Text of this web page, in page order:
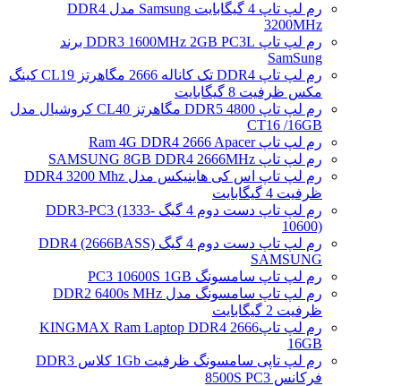
رم لپ تاپ 4 گیگابایت Samsung مدل DDR4
3200MHz
رم لپ تاپ DDR3 1600MHz 2GB PC3L برند
SamSung
رم لپ تاپ DDR4 تک کاناله 2666 مگاهرتز CL19 کینگ
مکس ظرفیت 8 گیگابایت
رم لپ تاپ DDR5 4800 مگاهرتز CL40 کروشیال مدل
CT16 /16GB
رم لپ تاپ Ram 4G DDR4 2666 Apacer
رم لپ تاپ SAMSUNG 8GB DDR4 2666MHz
رم لپ تاپ اس کی هاینیکس مدل DDR4 3200 Mhz
ظرفیت 4 گیگابایت
رم لپ تاپ دست دوم 4 گیگ DDR3-PC3 (1333-
10600)
رم لپ تاپ دست دوم 4 گیگ DDR4 (2666BASS)
SAMSUNG
رم لپ تاپ سامسونگ PC3 10600S 1GB
رم لپ تاپ سامسونگ مدل DDR2 6400s MHz
ظرفیت 2 گیگابایت
رم لپ تاپ2666 KINGMAX Ram Laptop DDR4
16GB
رم لپ تاپی سامسونگ ظرفیت 1Gb کلاس DDR3
فرکانس 8500S PC3